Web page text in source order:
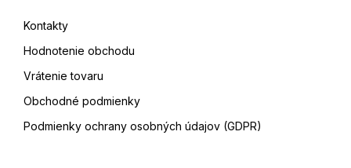
Kontakty
Hodnotenie obchodu
Vrátenie tovaru
Obchodné podmienky
Podmienky ochrany osobných údajov (GDPR)